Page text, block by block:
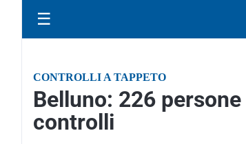
☰
CONTROLLI A TAPPETO
Belluno: 226
controlli